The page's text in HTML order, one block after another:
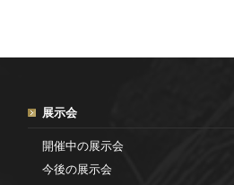
展示会
開催中の展示会
今後の展示会